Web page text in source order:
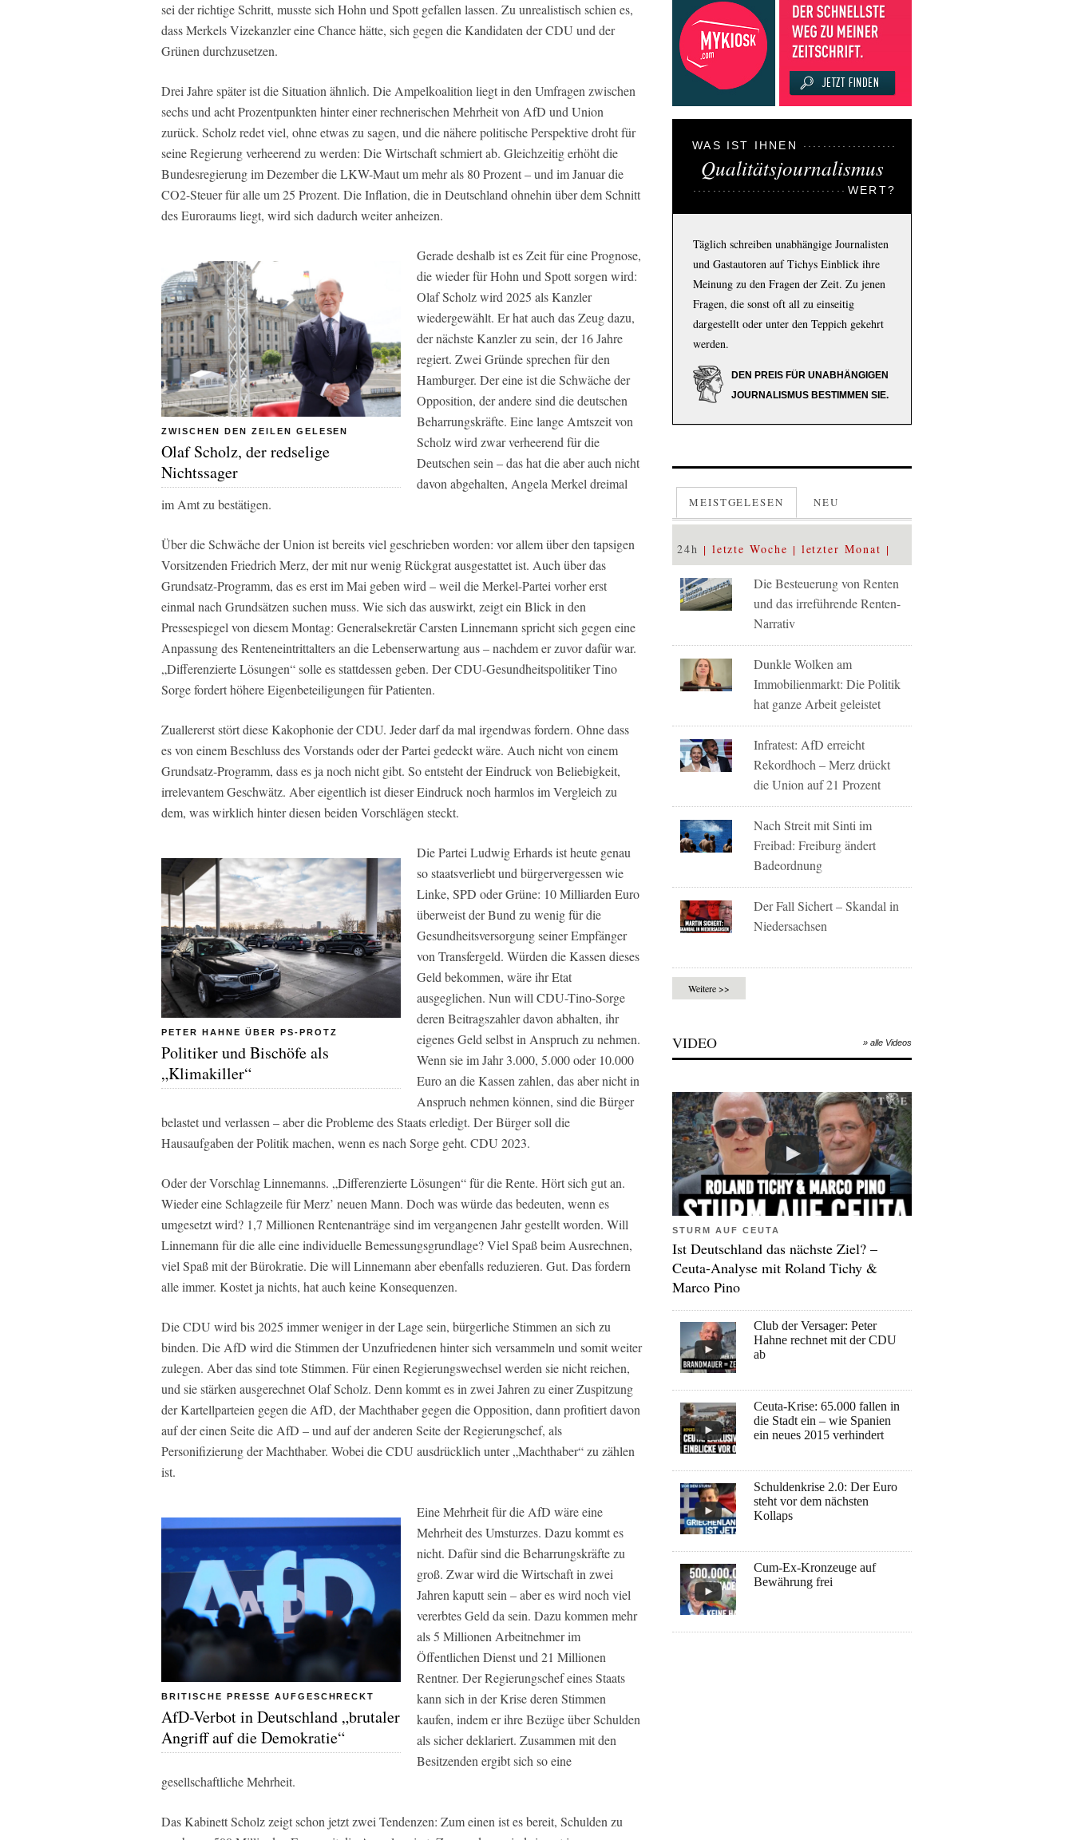
sei der richtige Schritt, musste sich Hohn und Spott gefallen lassen. Zu unrealistisch schien es,
dass Merkels Vizekanzler eine Chance hätte, sich gegen die Kandidaten der CDU und der
Grünen durchzusetzen.
Drei Jahre später ist die Situation ähnlich. Die Ampelkoalition liegt in den Umfragen zwischen
sechs und acht Prozentpunkten hinter einer rechnerischen Mehrheit von AfD und Union
zurück. Scholz redet viel, ohne etwas zu sagen, und die nähere politische Perspektive droht für
seine Regierung verheerend zu werden: Die Wirtschaft schmiert ab. Gleichzeitig erhöht die
Bundesregierung im Dezember die LKW-Maut um mehr als 80 Prozent – und im Januar die
CO2-Steuer für alle um 25 Prozent. Die Inflation, die in Deutschland ohnehin über dem Schnitt
des Euroraums liegt, wird sich dadurch weiter anheizen.
ZWISCHEN DEN ZEILEN GELESEN
Olaf Scholz, der redselige
Nichtssager
Gerade deshalb ist es Zeit für eine Prognose,
die wieder für Hohn und Spott sorgen wird:
Olaf Scholz wird 2025 als Kanzler
wiedergewählt. Er hat auch das Zeug dazu,
der nächste Kanzler zu sein, der 16 Jahre
regiert. Zwei Gründe sprechen für den
Hamburger. Der eine ist die Schwäche der
Opposition, der andere sind die deutschen
Beharrungskräfte. Eine lange Amtszeit von
Scholz wird zwar verheerend für die
Deutschen sein – das hat die aber auch nicht
davon abgehalten, Angela Merkel dreimal
im Amt zu bestätigen.
Über die Schwäche der Union ist bereits viel geschrieben worden: vor allem über den tapsigen
Vorsitzenden Friedrich Merz, der mit nur wenig Rückgrat ausgestattet ist. Auch über das
Grundsatz-Programm, das es erst im Mai geben wird – weil die Merkel-Partei vorher erst
einmal nach Grundsätzen suchen muss. Wie sich das auswirkt, zeigt ein Blick in den
Pressespiegel von diesem Montag: Generalsekretär Carsten Linnemann spricht sich gegen eine
Anpassung des Renteneintrittalters an die Lebenserwartung aus – nachdem er zuvor dafür war.
„Differenzierte Lösungen“ solle es stattdessen geben. Der CDU-Gesundheitspolitiker Tino
Sorge fordert höhere Eigenbeteiligungen für Patienten.
Zuallererst stört diese Kakophonie der CDU. Jeder darf da mal irgendwas fordern. Ohne dass
es von einem Beschluss des Vorstands oder der Partei gedeckt wäre. Auch nicht von einem
Grundsatz-Programm, dass es ja noch nicht gibt. So entsteht der Eindruck von Beliebigkeit,
irrelevantem Geschwätz. Aber eigentlich ist dieser Eindruck noch harmlos im Vergleich zu
dem, was wirklich hinter diesen beiden Vorschlägen steckt.
PETER HAHNE ÜBER PS-PROTZ
Politiker und Bischöfe als
„Klimakiller“
Die Partei Ludwig Erhards ist heute genau
so staatsverliebt und bürgervergessen wie
Linke, SPD oder Grüne: 10 Milliarden Euro
überweist der Bund zu wenig für die
Gesundheitsversorgung seiner Empfänger
von Transfergeld. Würden die Kassen dieses
Geld bekommen, wäre ihr Etat
ausgeglichen. Nun will CDU-Tino-Sorge
deren Beitragszahler davon abhalten, ihr
eigenes Geld selbst in Anspruch zu nehmen.
Wenn sie im Jahr 3.000, 5.000 oder 10.000
Euro an die Kassen zahlen, das aber nicht in
Anspruch nehmen können, sind die Bürger
belastet und verlassen – aber die Probleme des Staats erledigt. Der Bürger soll die
Hausaufgaben der Politik machen, wenn es nach Sorge geht. CDU 2023.
Oder der Vorschlag Linnemanns. „Differenzierte Lösungen“ für die Rente. Hört sich gut an.
Wieder eine Schlagzeile für Merz’ neuen Mann. Doch was würde das bedeuten, wenn es
umgesetzt wird? 1,7 Millionen Rentenanträge sind im vergangenen Jahr gestellt worden. Will
Linnemann für die alle eine individuelle Bemessungsgrundlage? Viel Spaß beim Ausrechnen,
viel Spaß mit der Bürokratie. Die will Linnemann aber ebenfalls reduzieren. Gut. Das fordern
alle immer. Kostet ja nichts, hat auch keine Konsequenzen.
Die CDU wird bis 2025 immer weniger in der Lage sein, bürgerliche Stimmen an sich zu
binden. Die AfD wird die Stimmen der Unzufriedenen hinter sich versammeln und somit weiter
zulegen. Aber das sind tote Stimmen. Für einen Regierungswechsel werden sie nicht reichen,
und sie stärken ausgerechnet Olaf Scholz. Denn kommt es in zwei Jahren zu einer Zuspitzung
der Kartellparteien gegen die AfD, der Machthaber gegen die Opposition, dann profitiert davon
auf der einen Seite die AfD – und auf der anderen Seite der Regierungschef, als
Personifizierung der Machthaber. Wobei die CDU ausdrücklich unter „Machthaber“ zu zählen
ist.
BRITISCHE PRESSE AUFGESCHRECKT
AfD-Verbot in Deutschland „brutaler
Angriff auf die Demokratie“
Eine Mehrheit für die AfD wäre eine
Mehrheit des Umsturzes. Dazu kommt es
nicht. Dafür sind die Beharrungskräfte zu
groß. Zwar wird die Wirtschaft in zwei
Jahren kaputt sein – aber es wird noch viel
vererbtes Geld da sein. Dazu kommen mehr
als 5 Millionen Arbeitnehmer im
Öffentlichen Dienst und 21 Millionen
Rentner. Der Regierungschef eines Staats
kann sich in der Krise deren Stimmen
kaufen, indem er ihre Bezüge über Schulden
als sicher deklariert. Zusammen mit den
Besitzenden ergibt sich so eine
gesellschaftliche Mehrheit.
Das Kabinett Scholz zeigt schon jetzt zwei Tendenzen: Zum einen ist es bereit, Schulden zu
WAS IST IHNEN
Qualitätsjournalismus
WERT?
Täglich schreiben unabhängige Journalisten
und Gastautoren auf Tichys Einblick ihre
Meinung zu den Fragen der Zeit. Zu jenen
Fragen, die sonst oft all zu einseitig
dargestellt oder unter den Teppich gekehrt
werden.
DEN PREIS FÜR UNABHÄNGIGEN
JOURNALISMUS BESTIMMEN SIE.
MEISTGELESEN NEU
24h letzte Woche letzter Monat
Die Besteuerung von Renten
und das irreführende Renten-
Narrativ
Dunkle Wolken am
Immobilienmarkt: Die Politik
hat ganze Arbeit geleistet
Infratest: AfD erreicht
Rekordhoch – Merz drückt
die Union auf 21 Prozent
Nach Streit mit Sinti im
Freibad: Freiburg ändert
Badeordnung
Der Fall Sichert – Skandal in
Niedersachsen
Weitere >>
VIDEO » alle Videos
STURM AUF CEUTA
Ist Deutschland das nächste Ziel? –
Ceuta-Analyse mit Roland Tichy &
Marco Pino
Club der Versager: Peter
Hahne rechnet mit der CDU
ab
Ceuta-Krise: 65.000 fallen in
die Stadt ein – wie Spanien
ein neues 2015 verhindert
Schuldenkrise 2.0: Der Euro
steht vor dem nächsten
Kollaps
Cum-Ex-Kronzeuge auf
Bewährung frei